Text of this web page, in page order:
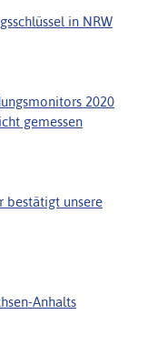
in NRW
2020
gemessen
bestätigt unsere
Anhalts